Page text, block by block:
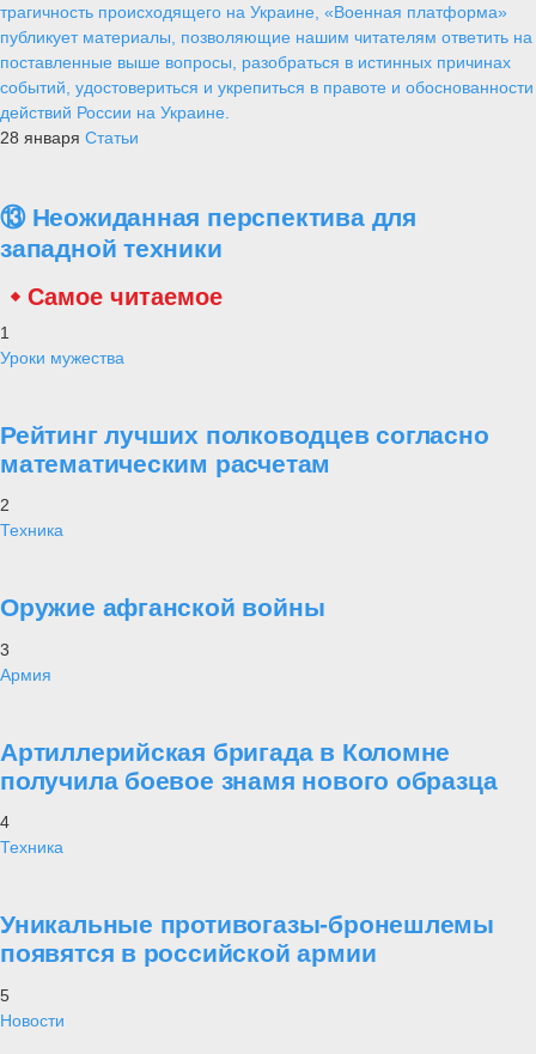
трагичность происходящего на Украине, «Военная платформа»
публикует материалы, позволяющие нашим читателям ответить на
поставленные выше вопросы, разобраться в истинных причинах
событий, удостовериться и укрепиться в правоте и обоснованности
действий России на Украине.
28 января Статьи
⑬ Неожиданная перспектива для
западной техники
Самое читаемое
1
Уроки мужества
Рейтинг лучших полководцев согласно
математическим расчетам
2
Техника
Оружие афганской войны
3
Армия
Артиллерийская бригада в Коломне
получила боевое знамя нового образца
4
Техника
Уникальные противогазы-бронешлемы
появятся в российской армии
5
Новости